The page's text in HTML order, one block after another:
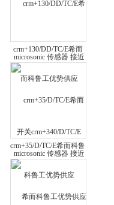
crm+130/DD/TC/E希而
科鲁工优势供应
microsonic 传感器 接近
crm+35/D/TC/E希而科鲁
工优势供应microsonic
传感器 接近开关